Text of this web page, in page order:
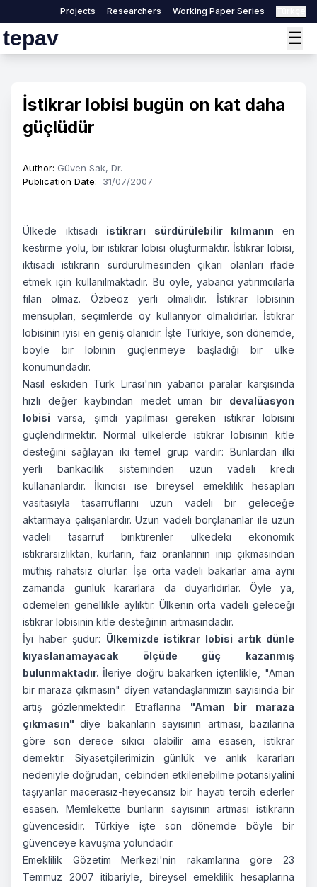
Projects Researchers Working Paper Series
tepav ☰
İstikrar lobisi bugün on kat daha
güçlüdür
Author: Güven Sak, Dr.
Publication Date: 31/07/2007
Ülkede iktisadi istikrarı sürdürülebilir kılmanınen
kestirme yolu, bir istikrar lobisi oluşturmaktır. İstikrar lobisi,
iktisadi istikrarın sürdürülmesinden çıkarı olanları ifade
etmek için kullanılmaktadır. Bu öyle, yabancı yatırımcılarla
filan olmaz. Özbeöz yerli olmalıdır. İstikrar lobisinin
mensupları, seçimlerde oy kullanıyor olmalıdırlar. İstikrar
lobisinin iyisi en geniş olanıdır. İşte Türkiye, son dönemde,
böyle bir lobinin güçlenmeye başladığı bir ülke
konumundadır.
Nasıl eskiden Türk Lirası'nın yabancı paralar karşısında
hızlı değer kaybından medet uman bir devalüasyon
lobisivarsa, şimdi yapılması gereken istikrar lobisini
güçlendirmektir. Normal ülkelerde istikrar lobisinin kitle
desteğini sağlayan iki temel grup vardır: Bunlardan ilki
yerli bankacılık sisteminden uzun vadeli kredi
kullananlardır. İkincisi ise bireysel emeklilik hesapları
vasıtasıyla tasarruflarını uzun vadeli bir geleceğe
aktarmaya çalışanlardır. Uzun vadeli borçlananlar ile uzun
vadeli tasarruf biriktirenler ülkedeki ekonomik
istikrarsızlıktan, kurların, faiz oranlarının inip çıkmasından
müthiş rahatsız olurlar. İşe orta vadeli bakarlar ama aynı
zamanda günlük kararlara da duyarlıdırlar. Öyle ya,
ödemeleri genellikle aylıktır. Ülkenin orta vadeli geleceği
istikrar lobisinin kitle desteğinin artmasındadır.
İyi haber şudur: Ülkemizde istikrar lobisi artık dünle
kıyaslanamayacak ölçüde güç kazanmış
bulunmaktadır. İleriye doğru bakarken içtenlikle, "Aman
bir maraza çıkmasın" diyen vatandaşlarımızın sayısında bir
artış gözlenmektedir. Etraflarına "Aman bir maraza
çıkmasın"diye bakanların sayısının artması, bazılarına
göre son derece sıkıcı olabilir ama esasen, istikrar
demektir. Siyasetçilerimizin günlük ve anlık kararları
nedeniyle doğrudan, cebinden etkilenebilme potansiyalini
taşıyanlar macerasız-heyecansız bir hayatı tercih ederler
esasen. Memlekette bunların sayısının artması istikrarın
güvencesidir. Türkiye işte son dönemde böyle bir
güvenceye kavuşma yolundadır.
Emeklilik Gözetim Merkezi'nin rakamlarına göre 23
Temmuz 2007 itibariyle, bireysel emeklilik hesaplarına